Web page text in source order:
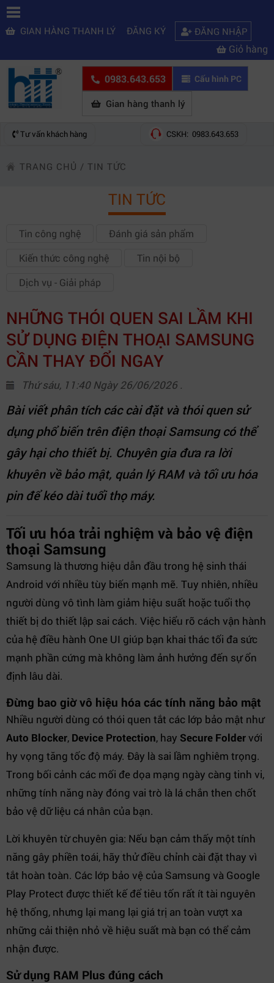
GIAN HÀNG THANH LÝ ĐĂNG KÝ ĐĂNG NHẬP
Giỏ hàng
0983.643.653 Cấu hình PC
Gian hàng thanh lý
Tư vấn khách hàng CSKH: 0983.643.653
TRANG CHỦ / TIN TỨC
TIN TỨC
Tin công nghệ
Đánh giá sản phẩm
Kiến thức công nghệ
Tin nội bộ
Dịch vụ - Giải pháp
NHỮNG THÓI QUEN SAI LẦM KHI
SỬ DỤNG ĐIỆN THOẠI SAMSUNG
CẦN THAY ĐỔI NGAY
Thứ sáu, 11:40 Ngày 26/06/2026 .
Bài viết phân tích các cài đặt và thói quen sử
dụng phổ biến trên điện thoại Samsung có thể
gây hại cho thiết bị. Chuyên gia đưa ra lời
khuyên về bảo mật, quản lý RAM và tối ưu hóa
pin để kéo dài tuổi thọ máy.
Tối ưu hóa trải nghiệm và bảo vệ điện
thoại Samsung
Samsung là thương hiệu dẫn đầu trong hệ sinh thái
Android với nhiều tùy biến mạnh mẽ. Tuy nhiên, nhiều
người dùng vô tình làm giảm hiệu suất hoặc tuổi thọ
thiết bị do thiết lập sai cách. Việc hiểu rõ cách vận hành
của hệ điều hành One UI giúp bạn khai thác tối đa sức
mạnh phần cứng mà không làm ảnh hưởng đến sự ổn
định lâu dài.
Đừng bao giờ vô hiệu hóa các tính năng bảo mật
Nhiều người dùng có thói quen tắt các lớp bảo mật như
Auto Blocker, Device Protection, hay Secure Foldervới
hy vọng tăng tốc độ máy. Đây là sai lầm nghiêm trọng.
Trong bối cảnh các mối đe dọa mạng ngày càng tinh vi,
những tính năng này đóng vai trò là lá chắn then chốt
bảo vệ dữ liệu cá nhân của bạn.
Lời khuyên từ chuyên gia: Nếu bạn cảm thấy một tính
năng gây phiền toái, hãy thử điều chỉnh cài đặt thay vì
tắt hoàn toàn. Các lớp bảo vệ của Samsung và Google
Play Protect được thiết kế để tiêu tốn rất ít tài nguyên
hệ thống, nhưng lại mang lại giá trị an toàn vượt xa
những cải thiện nhỏ về hiệu suất mà bạn có thể cảm
nhận được.
Sử dụng RAM Plus đúng cách